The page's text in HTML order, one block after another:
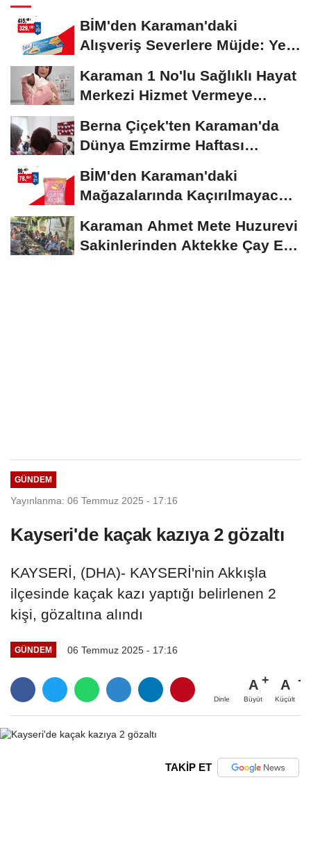
BİM'den Karaman'daki
Alışveriş Severlere Müjde: Yeni
Karaman 1 No'lu Sağlıklı Hayat
Merkezi Hizmet Vermeye
Berna Çiçek'ten Karaman'da
Dünya Emzirme Haftası
Etkinliğine Ziyaret
BİM'den Karaman'daki
Mağazalarında Kaçırılmayacak
Karaman Ahmet Mete Huzurevi
Sakinlerinden Aktekke Çay Evi
GÜNDEM
Yayınlanma: 06 Temmuz 2025 - 17:16
Kayseri'de kaçak kazıya 2 gözaltı
KAYSERİ, (DHA)- KAYSERİ'nin Akkışla
ilçesinde kaçak kazı yaptığı belirlenen 2
kişi, gözaltına alındı
GÜNDEM 06 Temmuz 2025 - 17:16
Dinle
A
Büyüt
A
Küçült
TAKİP ET